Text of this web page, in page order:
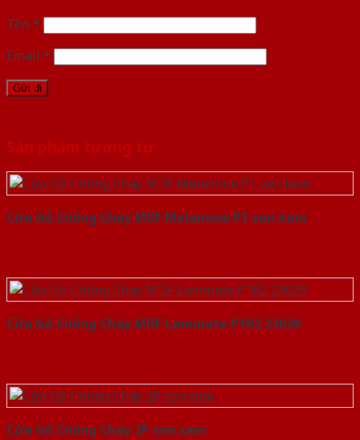
Tên *
Email *
Sản phẩm tương tự
Cửa Gỗ Chống Cháy MDF Melamine P1 van kem
Cửa Gỗ Chống Cháy MDF Laminate P1R2 23029
Cửa Gỗ Chống Cháy 2P son xam